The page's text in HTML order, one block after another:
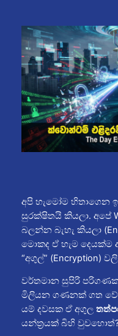
අපි හැමෝම හිතාගෙන
සුරක්ෂිතයි කියලා. අපේ
බලන්න බැහැ කියලා
මොකද ඒ හැම
“අගුල්” (Encryption)
වර්තමාන සුපිරි
මිලියන ගණනක් ගත
යම් දවසක ඒ අගුල
යන්ත්‍රයක් බිහි